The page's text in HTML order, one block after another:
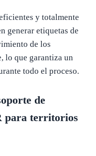
y totalmente
generar etiquetas de
de los
lo que garantiza un
todo el proceso.
de
para territorios